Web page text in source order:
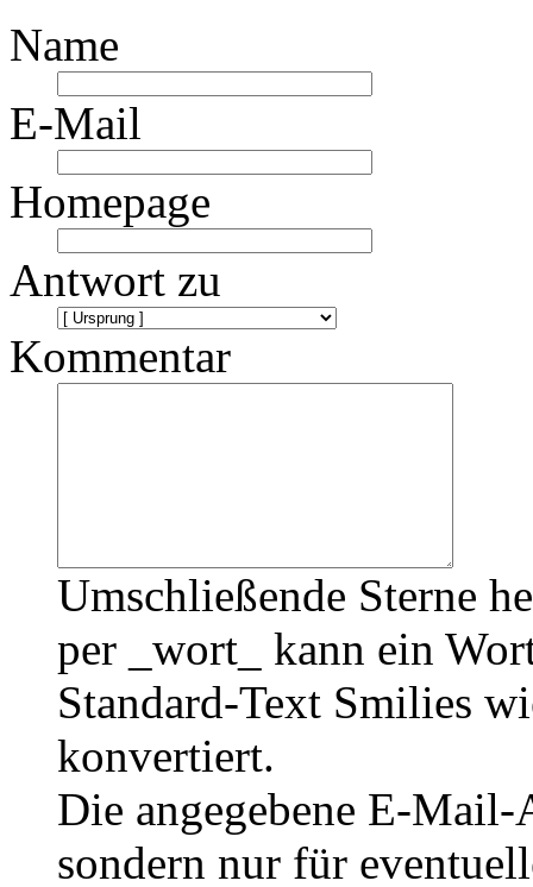
Name
E-Mail
Homepage
Antwort zu
Kommentar
Umschließende Sterne
per _wort_ kann ein
Standard-Text Smilies
konvertiert.
Die angegebene E-
sondern nur für